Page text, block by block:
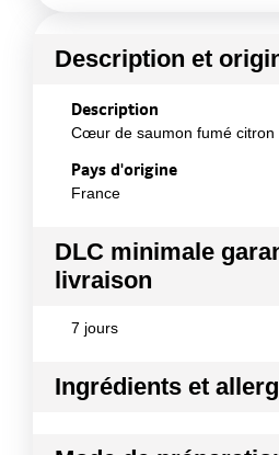
Description et
Description
Cœur de saumon fumé citron
Pays d'origine
France
DLC minimale
livraison
7 jours
Ingrédients et